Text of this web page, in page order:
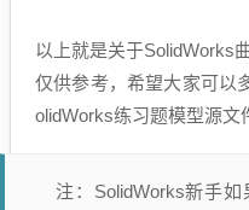
以上就是关于SolidWorks
仅供参考，希望大家可以
olidWorks练习题模型源文
注：SolidWorks新手